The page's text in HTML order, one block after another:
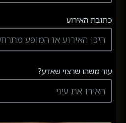
כתובת האירוע
עוד משהו שרצוי שאדע?